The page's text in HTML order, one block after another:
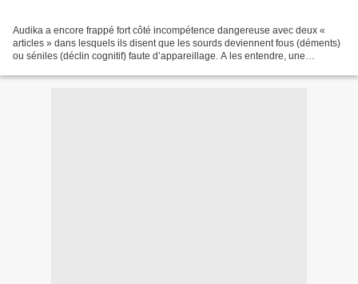
Audika a encore frappé fort côté incompétence dangereuse avec deux «
articles » dans lesquels ils disent que les sourds deviennent fous (déments)
ou séniles (déclin cognitif) faute d’appareillage. A les entendre, une